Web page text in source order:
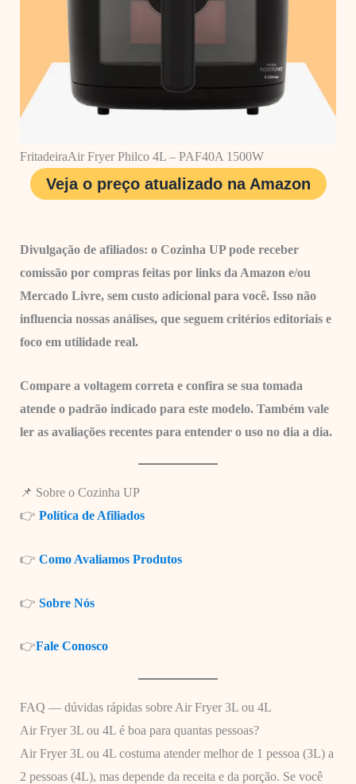
FritadeiraAir Fryer Philco 4L – PAF40A 1500W
Veja o preço atualizado na Amazon
Divulgação de afiliados: o Cozinha UP pode receber
comissão por compras feitas por links da Amazon e/ou
Mercado Livre, sem custo adicional para você. Isso não
influencia nossas análises, que seguem critérios editoriais e
foco em utilidade real.
Compare a voltagem correta e confira se sua tomada
atende o padrão indicado para este modelo. Também vale
ler as avaliações recentes para entender o uso no dia a dia.
📌 Sobre o Cozinha UP
👉 Política de Afiliados
👉 Como Avaliamos Produtos
👉 Sobre Nós
👉Fale Conosco
FAQ — dúvidas rápidas sobre Air Fryer 3L ou 4L
Air Fryer 3L ou 4L é boa para quantas pessoas?
Air Fryer 3L ou 4L costuma atender melhor de 1 pessoa (3L) a
2 pessoas (4L), mas depende da receita e da porção. Se você